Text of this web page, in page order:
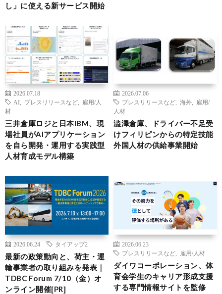
し」に使える新サービス開始
2026.07.18
AI
プレスリリースなど
雇用/人
材
三井倉庫ロジと日本IBM、現
場社員がAIアプリケーション
を自ら開発・運用する実践型
人材育成モデル構築
2026.07.06
プレスリリースなど
海外
雇用/
人材
澁澤倉庫、ドライバー不足受
けフィリピンからの特定技能
外国人材の供給事業開始
2026.06.24 タイアップ2
最新の政策動向と、荷主・運
輸事業者の取り組みを発表｜
TDBC Forum 7/10（金）オ
ンライン開催[PR]
2026.06.23
プレスリリースなど
雇用/人材
ダイワコーポレーション、体
育会学生のキャリア形成支援
する専門情報サイトを監修